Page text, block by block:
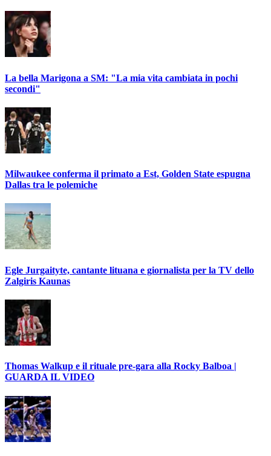
La bella Marigona a SM: "La mia vita cambiata in pochi
secondi"
Milwaukee conferma il primato a Est, Golden State espugna
Dallas tra le polemiche
Egle Jurgaityte, cantante lituana e giornalista per la TV dello
Zalgiris Kaunas
Thomas Walkup e il rituale pre-gara alla Rocky Balboa |
GUARDA IL VIDEO